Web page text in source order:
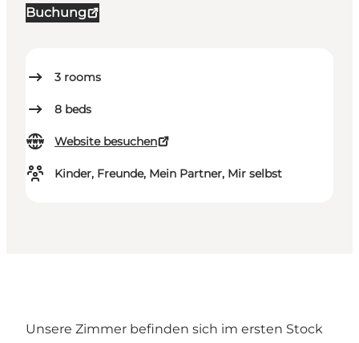
Buchung
3 rooms
8 beds
Website besuchen
Kinder, Freunde, Mein Partner, Mir selbst
Unsere Zimmer befinden sich im ersten Stock